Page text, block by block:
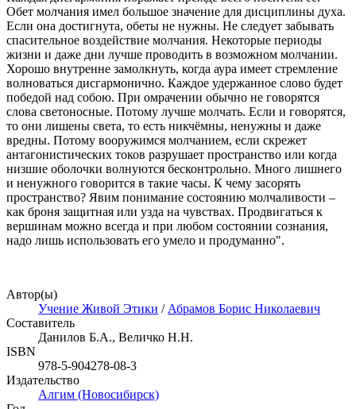
Обет молчания имел большое значение для дисциплины духа.
Если она достигнута, обеты не нужны. Не следует забывать
спасительное воздействие молчания. Некоторые периоды
жизни и даже дни лучше проводить в возможном молчании.
Хорошо внутренне замолкнуть, когда аура имеет стремление
волноваться дисгармонично. Каждое удержанное слово будет
победой над собою. При омрачении обычно не говорятся
слова светоносные. Потому лучше молчать. Если и говорятся,
то они лишены света, то есть никчёмны, ненужны и даже
вредны. Потому вооружимся молчанием, если скрежет
антагонистических токов разрушает пространство или когда
низшие оболочки волнуются бесконтрольно. Много лишнего
и ненужного говорится в такие часы. К чему засорять
пространство? Явим понимание состоянию молчаливости –
как броня защитная или узда на чувствах. Продвигаться к
вершинам можно всегда и при любом состоянии сознания,
надо лишь использовать его умело и продуманно".
Автор(ы)
Учение Живой Этики / Абрамов Борис Николаевич
Составитель
Данилов Б.А., Величко Н.Н.
ISBN
978-5-904278-08-3
Издательство
Алгим (Новосибирск)